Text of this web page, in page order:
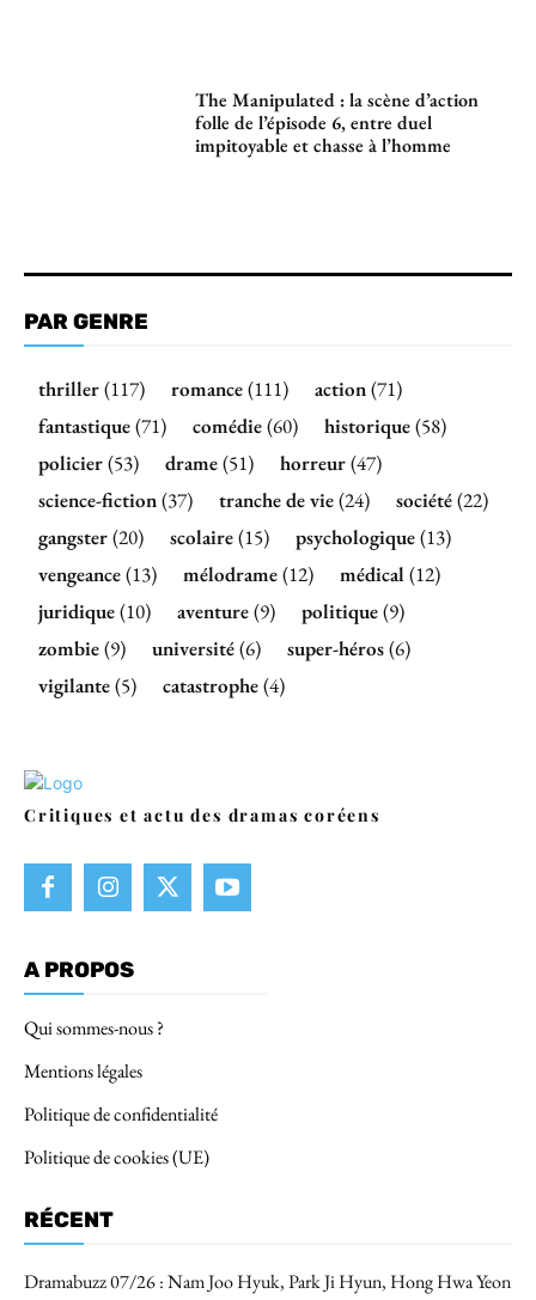
The Manipulated : la scène d’action
folle de l’épisode 6, entre duel
impitoyable et chasse à l’homme
PAR GENRE
thriller(117) romance(111) action(71)
fantastique(71) comédie(60) historique(58)
policier(53) drame(51) horreur(47)
science-fiction(37) tranche de vie(24) société(22)
gangster(20) scolaire(15) psychologique(13)
vengeance(13) mélodrame(12) médical(12)
juridique(10) aventure(9) politique(9)
zombie(9) université(6) super-héros(6)
vigilante(5) catastrophe(4)
Critiques et actu des dramas coréens
A PROPOS
Qui sommes-nous ?
Mentions légales
Politique de confidentialité
Politique de cookies (UE)
RÉCENT
Dramabuzz 07/26 : Nam Joo Hyuk, Park Ji Hyun, Hong Hwa Yeon